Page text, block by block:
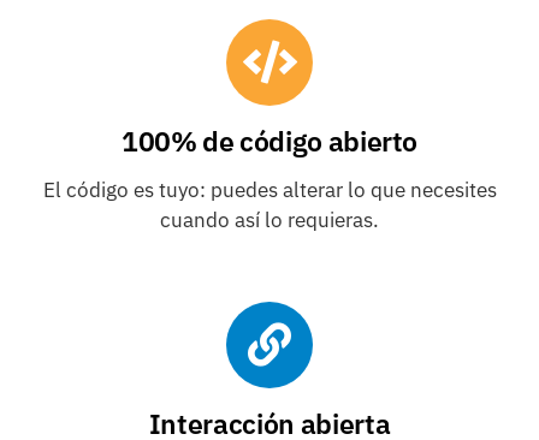
100% de código abierto
El código es tuyo: puedes alterar lo que necesites
cuando así lo requieras.
Interacción abierta